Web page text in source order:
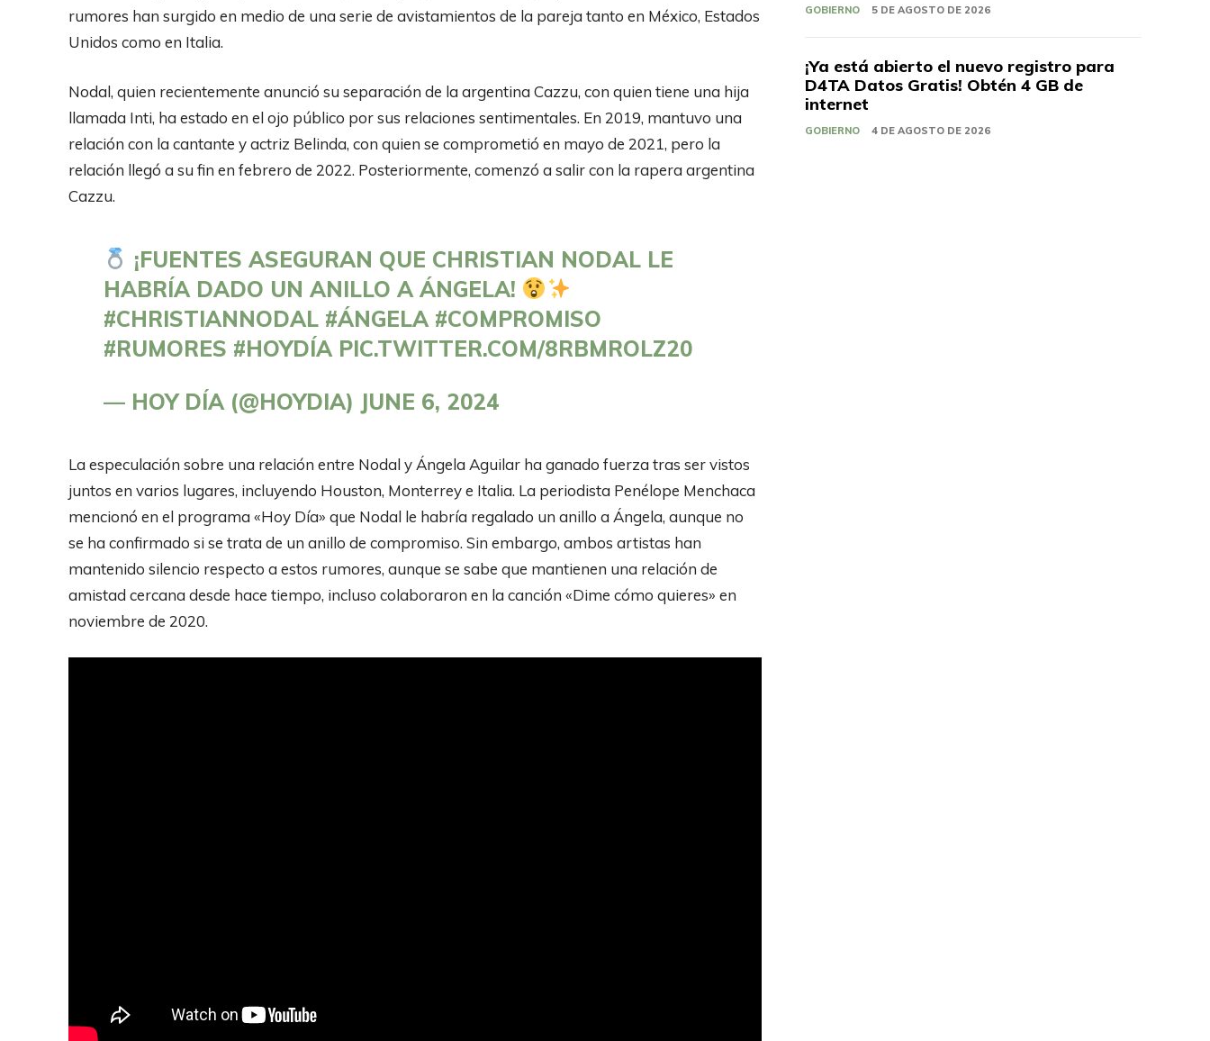
rumores han surgido en medio de una serie de avistamientos de la pareja tanto en México, Estados
Unidos como en Italia.
Nodal, quien recientemente anunció su separación de la argentina Cazzu, con quien tiene una hija
llamada Inti, ha estado en el ojo público por sus relaciones sentimentales. En 2019, mantuvo una
relación con la cantante y actriz Belinda, con quien se comprometió en mayo de 2021, pero la
relación llegó a su fin en febrero de 2022. Posteriormente, comenzó a salir con la rapera argentina
Cazzu.
¡FUENTES ASEGURAN QUE CHRISTIAN NODAL LE
HABRÍA DADO UN ANILLO A ÁNGELA!
#CHRISTIANNODAL #ÁNGELA #COMPROMISO
#RUMORES #HOYDÍA PIC.TWITTER.COM/8RBMROLZ20
— HOY DÍA (@HOYDIA) JUNE 6, 2024
La especulación sobre una relación entre Nodal y Ángela Aguilar ha ganado fuerza tras ser vistos
juntos en varios lugares, incluyendo Houston, Monterrey e Italia. La periodista Penélope Menchaca
mencionó en el programa «Hoy Día» que Nodal le habría regalado un anillo a Ángela, aunque no
se ha confirmado si se trata de un anillo de compromiso. Sin embargo, ambos artistas han
mantenido silencio respecto a estos rumores, aunque se sabe que mantienen una relación de
amistad cercana desde hace tiempo, incluso colaboraron en la canción «Dime cómo quieres» en
noviembre de 2020.
GOBIERNO 5 DE AGOSTO DE 2026
¡Ya está abierto el nuevo registro para
D4TA Datos Gratis! Obtén 4 GB de
internet
GOBIERNO 4 DE AGOSTO DE 2026